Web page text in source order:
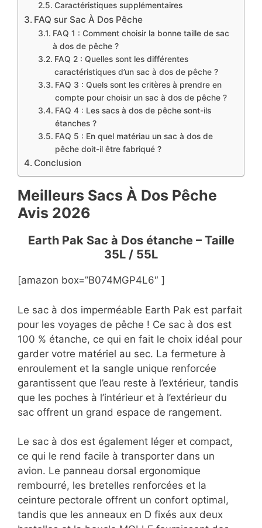
Caractéristiques supplémentaires
FAQ sur Sac À Dos Pêche
FAQ 1 : Comment choisir la bonne taille de sac
à dos de pêche ?
FAQ 2 : Quelles sont les différentes
caractéristiques d’un sac à dos de pêche ?
FAQ 3 : Quels sont les critères à prendre en
compte pour choisir un sac à dos de pêche ?
FAQ 4 : Les sacs à dos de pêche sont-ils
étanches ?
FAQ 5 : En quel matériau un sac à dos de
pêche doit-il être fabriqué ?
Conclusion
Meilleurs Sacs À Dos Pêche
Avis 2026
Earth Pak Sac à Dos étanche – Taille
35L / 55L
[amazon box=”B074MGP4L6″ ]
Le sac à dos imperméable Earth Pak est parfait
pour les voyages de pêche ! Ce sac à dos est
100 % étanche, ce qui en fait le choix idéal pour
garder votre matériel au sec. La fermeture à
enroulement et la sangle unique renforcée
garantissent que l’eau reste à l’extérieur, tandis
que les poches à l’intérieur et à l’extérieur du
sac offrent un grand espace de rangement.
Le sac à dos est également léger et compact,
ce qui le rend facile à transporter dans un
avion. Le panneau dorsal ergonomique
rembourré, les bretelles renforcées et la
ceinture pectorale offrent un confort optimal,
tandis que les anneaux en D fixés aux deux